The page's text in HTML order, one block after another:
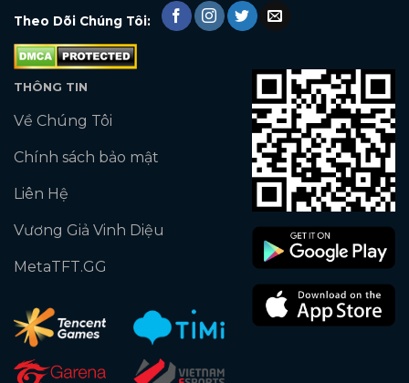
Theo Dõi Chúng Tôi:
THÔNG TIN
Về Chúng Tôi
Chính sách bảo mật
Liên Hệ
Vương Giả Vinh Diệu
MetaTFT.GG